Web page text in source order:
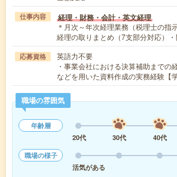
仕事内容 経理・財務・会計・英文経理
＊月次～年次経理業務（税理士の指
経理の取りまとめ（7支部分対応）
応募資格
英語力不要
・事業会社における決算補助までの
などを用いた資料作成の実務経験【
職場の雰囲気
年齢層
20代
30代 40代
職場の様子
活気がある